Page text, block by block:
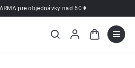
pre objednávky nad 60 €